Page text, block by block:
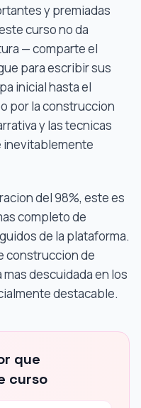
y premiadas
curso no da
— comparte el
para escribir sus
inicial hasta el
por la construccion
y las tecnicas
inevitablemente
del 98%, este es
completo de
de la plataforma.
construccion de
descuidada en los
destacable.
que
curso